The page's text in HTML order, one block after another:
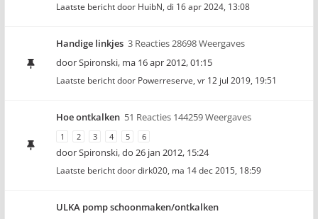
Laatste bericht door HuibN, di 16 apr 2024, 13:08
Handige linkjes 3 Reacties 28698 Weergaves
doorSpironski, ma 16 apr 2012, 01:15
Laatste bericht door Powerreserve, vr 12 jul 2019, 19:51
Hoe ontkalken 51 Reacties 144259 Weergaves
1 2 3 4 5 6
doorSpironski,do 26 jan 2012, 15:24
Laatste bericht doordirk020, ma 14 dec 2015, 18:59
ULKA pomp schoonmaken/ontkalken